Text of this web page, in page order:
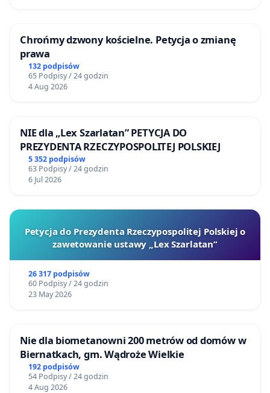
Chrońmy dzwony kościelne. Petycja o zmianę
prawa
132 podpisów
65 Podpisy / 24 godzin
4 Aug 2026
NIE dla „Lex Szarlatan” PETYCJA DO
PREZYDENTA RZECZYPOSPOLITEJ POLSKIEJ
5 352 podpisów
63 Podpisy / 24 godzin
6 Jul 2026
Petycja do Prezydenta Rzeczypospolitej Polskiej o
zawetowanie ustawy „Lex Szarlatan”
26 317 podpisów
60 Podpisy / 24 godzin
23 May 2026
Nie dla biometanowni 200 metrów od domów w
Biernatkach, gm. Wądroże Wielkie
192 podpisów
54 Podpisy / 24 godzin
4 Aug 2026